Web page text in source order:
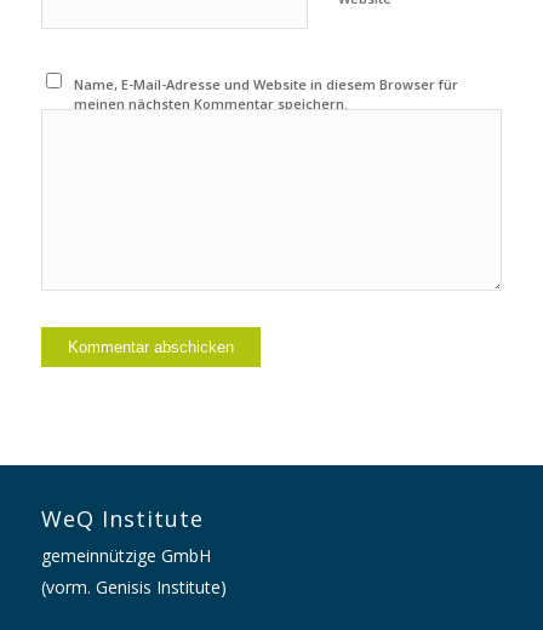
Name, E-Mail-Adresse und Website in diesem Browser für
meinen nächsten Kommentar speichern.
WeQ Institute
gemeinnützige GmbH
(vorm. Genisis Institute)